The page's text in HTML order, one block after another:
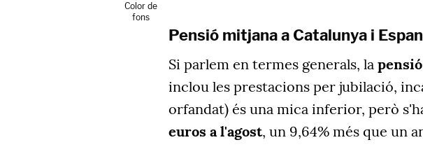
Color de
fons
Pensió mitjana a Catalunya i
Si parlem en termes generals, la
inclou les prestacions per jubilació,
orfandat) és una mica inferior, però
euros a l'agost, un 9,64% més que un